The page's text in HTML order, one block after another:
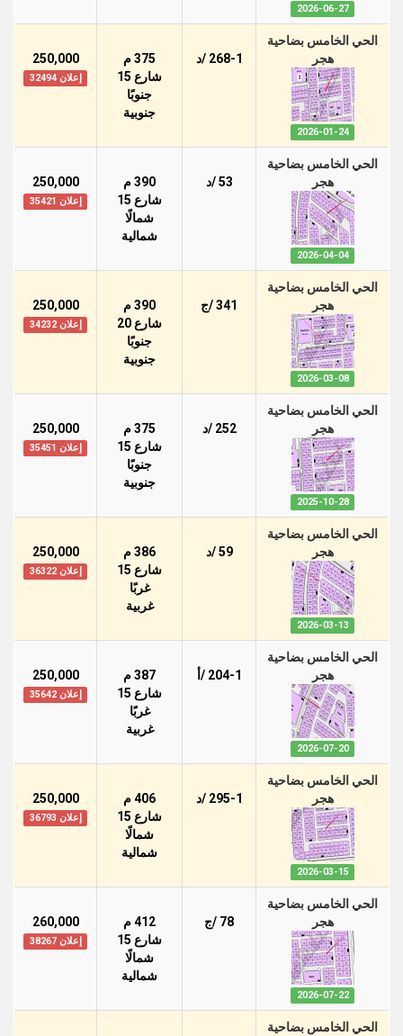
2026-06-27
الحي الخامس بضاحية
هجر
2026-01-24
268-1 /د
375 م
شارع 15
جنوبًا
جنوبية
250,000
إعلان 32494
الحي الخامس بضاحية
هجر
2026-04-04
53 /د
390 م
شارع 15
شمالًا
شمالية
250,000
إعلان 35421
الحي الخامس بضاحية
هجر
2026-03-08
341 /ج
390 م
شارع 20
جنوبًا
جنوبية
250,000
إعلان 34232
الحي الخامس بضاحية
هجر
2025-10-28
252 /د
375 م
شارع 15
جنوبًا
جنوبية
250,000
إعلان 35451
الحي الخامس بضاحية
هجر
2026-03-13
59 /د
386 م
شارع 15
غربًا
غربية
250,000
إعلان 36322
الحي الخامس بضاحية
هجر
2026-07-20
204-1 /أ
387 م
شارع 15
غربًا
غربية
250,000
إعلان 35642
الحي الخامس بضاحية
هجر
2026-03-15
295-1 /د
406 م
شارع 15
شمالًا
شمالية
250,000
إعلان 36793
الحي الخامس بضاحية
هجر
2026-07-22
78 /ج
412 م
شارع 15
شمالًا
شمالية
260,000
إعلان 38267
الحي الخامس بضاحية